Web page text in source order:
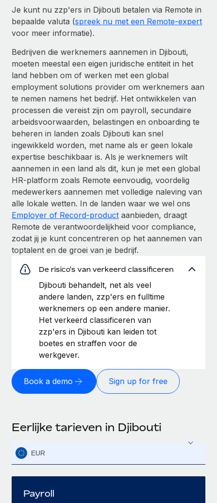
Je kunt nu zzp'ers in Djibouti betalen via Remote in
bepaalde valuta (spreek nu met een Remote-expert
voor meer informatie).
Bedrijven die werknemers aannemen in Djibouti,
moeten meestal een eigen juridische entiteit in het
land hebben om of werken met een global
employment solutions provider om werknemers aan
te nemen namens het bedrijf. Het ontwikkelen van
processen die vereist zijn om payroll, secundaire
arbeidsvoorwaarden, belastingen en onboarding te
beheren in landen zoals Djibouti kan snel
ingewikkeld worden, met name als er geen lokale
expertise beschikbaar is. Als je werknemers wilt
aannemen in een land als dit, kun je met een global
HR-platform zoals Remote eenvoudig, voordelig
medewerkers aannemen met volledige naleving van
alle lokale wetten. In de landen waar we wel ons
Employer of Record-product aanbieden, draagt
Remote de verantwoordelijkheid voor compliance,
zodat jij je kunt concentreren op het aannemen van
toptalent en de groei van je bedrijf.
De risico's van verkeerd classificeren
Djibouti behandelt, net als veel
andere landen, zzp'ers en fulltime
werknemers op een andere manier.
Het verkeerd classificeren van
zzp'ers in Djibouti kan leiden tot
boetes en straffen voor de
werkgever.
Book a demo Sign up for free
Eerlijke tarieven in Djibouti
EUR
Payroll